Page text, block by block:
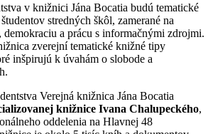
v knižnici Jána Bocatia budú tematické
stredných škôl, zamerané na
demokraciu a prácu s informačnými zdrojmi.
zverejní tematické knižné tipy
inšpirujú k úvahám o slobode a
Verejná knižnica Jána Bocatia
knižnice Ivana Chalupeckého,
oddelenia na Hlavnej 48